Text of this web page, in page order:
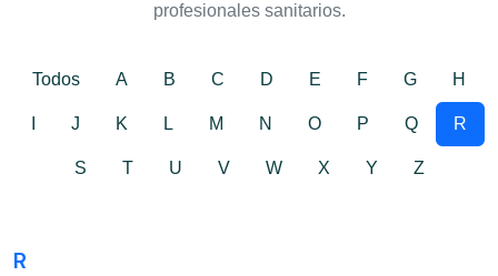
profesionales sanitarios.
Todos A B C D E F G H
J K L M N O P Q R
S T U V W X Y Z
R